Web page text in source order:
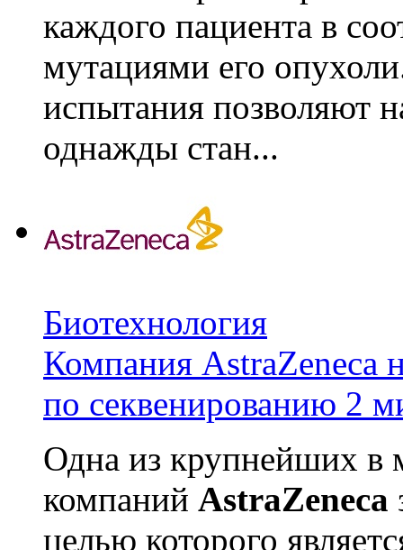
каждого пациента в
мутациями его
испытания позволяют
однажды стан...
Биотехнология
Компания AstraZeneca
по секвенированию 2
Одна из крупнейших в
компаний AstraZeneca
целью которого